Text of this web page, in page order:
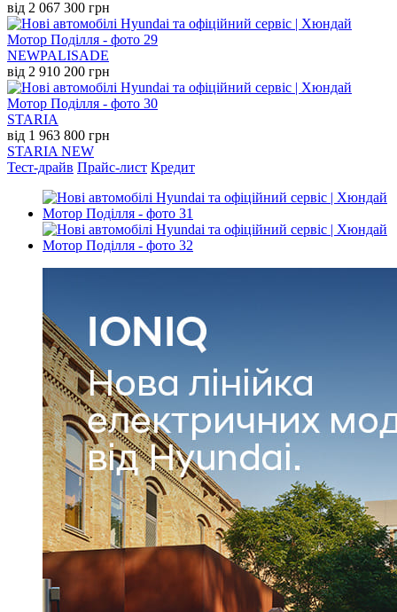
від 2 067 300 грн
NEWPALISADE
від 2 910 200 грн
STARIA
від 1 963 800 грн
STARIA NEW
Тест-драйв Прайс-лист Кредит